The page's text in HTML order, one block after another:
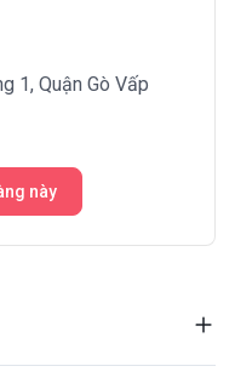
1, Quận Gò Vấp
này